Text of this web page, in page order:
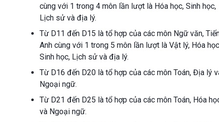
cùng với 1 trong 4 môn lần lượt là Hóa học, Sinh học,
Lịch sử và địa lý.
Từ D11 đến D15 là tổ hợp của các môn Ngữ văn,
Anh cùng với 1 trong 5 môn lần lượt là Vật lý, Hóa
Sinh học, Lịch sử và địa lý.
Từ D16 đến D20 là tổ hợp của các môn Toán, Địa lý
Ngoại ngữ.
Từ D21 đến D25 là tổ hợp của các môn Toán, Hóa
và Ngoại ngữ.